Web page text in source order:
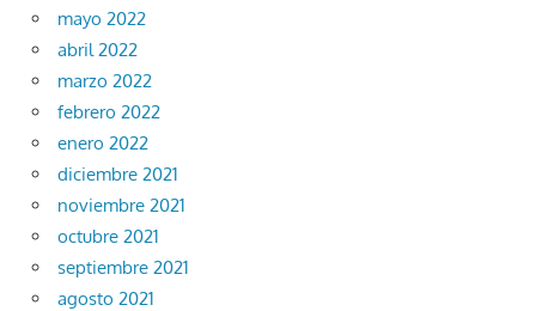
mayo 2022
abril 2022
marzo 2022
febrero 2022
enero 2022
diciembre 2021
noviembre 2021
octubre 2021
septiembre 2021
agosto 2021